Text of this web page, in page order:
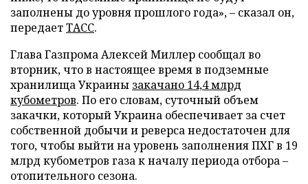
заполнены до уровня прошлого года», – сказал он,
передаетТАСС.
Глава Газпрома Алексей Миллер сообщал во
вторник, что в настоящее время в подземные
хранилища Украины закачано 14,4 млрд
кубометров. По его словам, суточный объем
закачки, который Украина обеспечивает за счет
собственной добычи и реверса недостаточен для
того, чтобы выйти на уровень заполнения ПХГ в 19
млрд кубометров газа к началу периода отбора –
отопительного сезона.